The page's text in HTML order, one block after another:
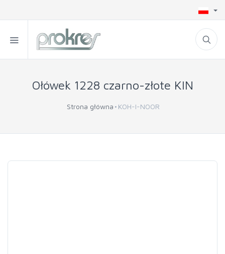
Ołówek 1228 czarno-złote KIN
Strona główna KOH-I-NOOR